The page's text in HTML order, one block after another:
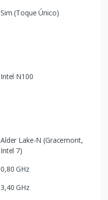
Sim (Toque Único)
Intel N100
Alder Lake-N (Gracemont,
Intel 7)
0,80 GHz
3,40 GHz